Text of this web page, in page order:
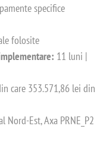
specifice
folosite
11 luni |
care 353.571,86 lei din
Nord-Est, Axa PRNE_P2